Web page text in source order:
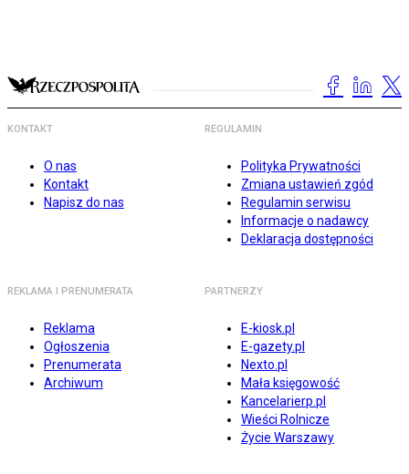
KONTAKT
O nas
Kontakt
Napisz do nas
REGULAMIN
Polityka Prywatności
Zmiana ustawień zgód
Regulamin serwisu
Informacje o nadawcy
Deklaracja dostępności
REKLAMA I PRENUMERATA
Reklama
Ogłoszenia
Prenumerata
Archiwum
PARTNERZY
E-kiosk.pl
E-gazety.pl
Nexto.pl
Mała księgowość
Kancelarierp.pl
Wieści Rolnicze
Życie Warszawy